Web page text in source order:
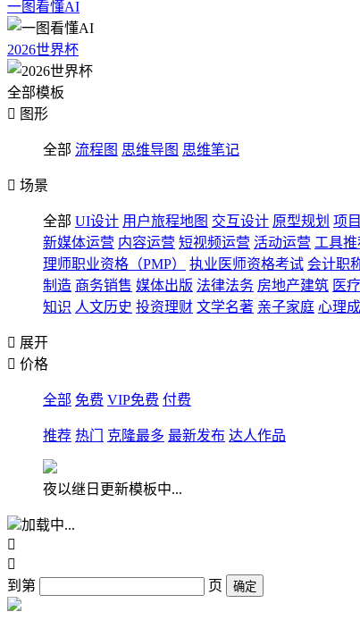
一图看懂AI
2026世界杯
全部模板
 图形
全部 流程图 思维导图 思维笔记
 场景
全部 UI设计 用户旅程地图 交互设计 原型规划 项
新媒体运营 内容运营 短视频运营 活动运营 工具
理师职业资格（PMP）
执业医师资格考试 会计职
制造 商务销售 媒体出版 法律法务 房地产建筑 医
知识 人文历史 投资理财 文学名著 亲子家庭 心理
 展开
 价格
全部 免费 VIP免费 付费
推荐 热门 克隆最多 最新发布 达人作品
夜以继日更新模板中...
加载中...


到第
页 确定